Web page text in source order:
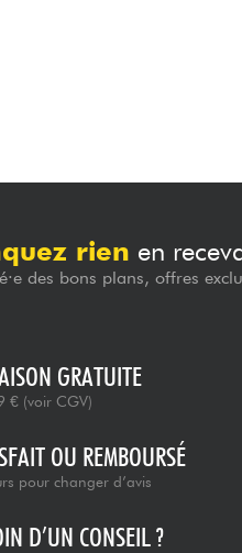
rien en
des bons plans, offres
GRATUITE
€ (voir CGV)
OU REMBOURSÉ
pour changer d’avis
D’UN CONSEIL ?